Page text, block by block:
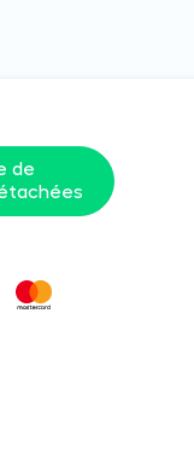
de